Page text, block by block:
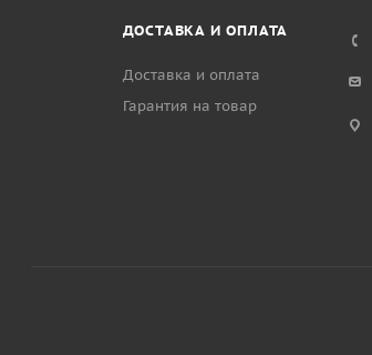
ДОСТАВКА И ОПЛАТА
Доставка и оплата
Гарантия на товар